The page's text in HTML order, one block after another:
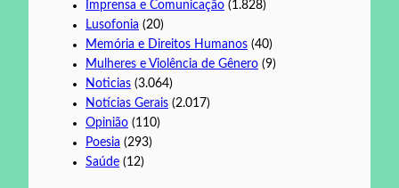
Imprensa e Comunicação (1.828)
Lusofonia (20)
Memória e Direitos Humanos (40)
Mulheres e Violência de Gênero (9)
Noticias (3.064)
Notícias Gerais (2.017)
Opinião (110)
Poesia (293)
Saúde (12)